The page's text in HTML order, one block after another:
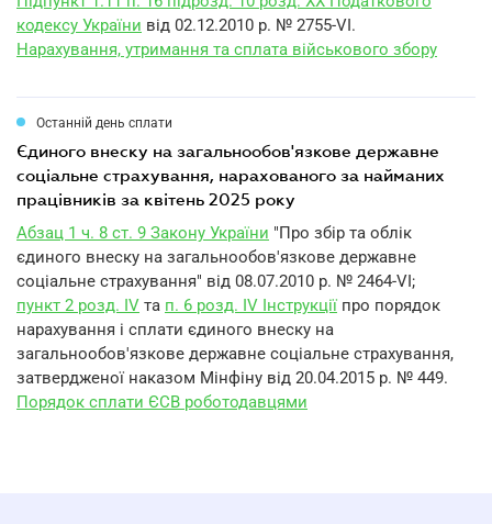
кодексу України від 02.12.2010 р. № 2755-VI.
Нарахування, утримання та сплата військового збору
Останній день сплати
єдиного внеску на загальнообов'язкове державне
соціальне страхування, нарахованого за найманих
працівників за квітень 2025 року
Абзац 1 ч. 8 ст. 9 Закону України "Про збір та облік
єдиного внеску на загальнообов'язкове державне
соціальне страхування" від 08.07.2010 р. № 2464-VI;
пункт 2 розд. IV та п. 6 розд. IV Інструкції про порядок
нарахування і сплати єдиного внеску на
загальнообов'язкове державне соціальне страхування,
затвердженої наказом Мінфіну від 20.04.2015 р. № 449.
Порядок сплати ЄСВ роботодавцями